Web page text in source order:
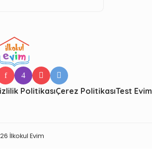
PolitikasıÇerez PolitikasıTest Evim
İlkokul Evim